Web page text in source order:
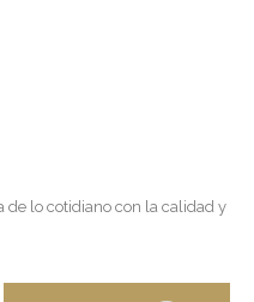
de lo cotidiano con la calidad y